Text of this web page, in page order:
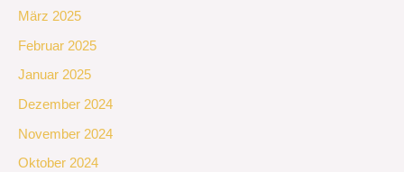
März 2025
Februar 2025
Januar 2025
Dezember 2024
November 2024
Oktober 2024